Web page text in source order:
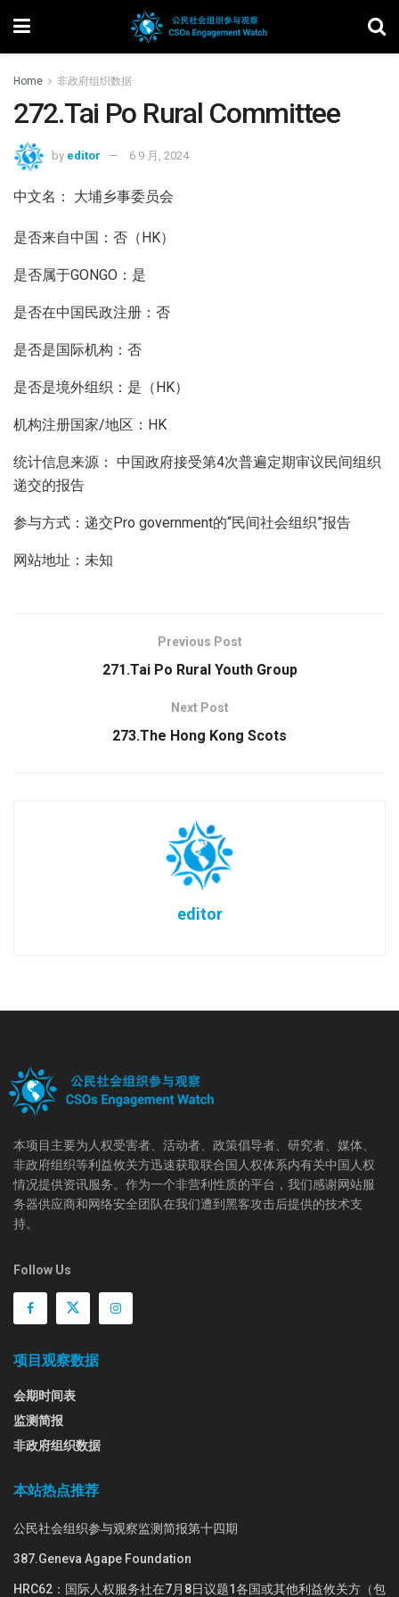
Home 非政府组织数据
272.Tai Po Rural Committee
by editor 6 9 月, 2024
中文名： 大埔乡事委员会
是否来自中国：否（HK）
是否属于GONGO：是
是否在中国民政注册：否
是否是国际机构：否
是否是境外组织：是（HK）
机构注册国家/地区：HK
统计信息来源： 中国政府接受第4次普遍定期审议民间组织
递交的报告
参与方式：递交Pro government的“民间社会组织”报告
网站地址：未知
Previous Post
271.Tai Po Rural Youth Group
Next Post
273.The Hong Kong Scots
editor
本项目主要为人权受害者、活动者、政策倡导者、研究者、媒体、
非政府组织等利益攸关方迅速获取联合国人权体系内有关中国人权
情况提供资讯服务。作为一个非营利性质的平台，我们感谢网站服
务器供应商和网络安全团队在我们遭到黑客攻击后提供的技术支
持。
Follow Us
项目观察数据
会期时间表
监测简报
非政府组织数据
本站热点推荐
公民社会组织参与观察监测简报第十四期
387.Geneva Agape Foundation
HRC62：国际人权服务社在7月8日议题1各国或其他利益攸关方（包